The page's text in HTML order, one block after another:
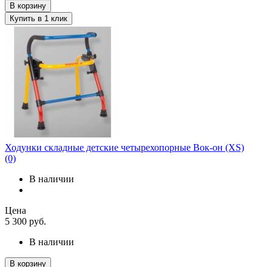
В корзину
Купить в 1 клик
Ходунки складные детские четырехопорные Вок-он (XS)
(0)
В наличии
Цена
5 300 руб.
В наличии
В корзину